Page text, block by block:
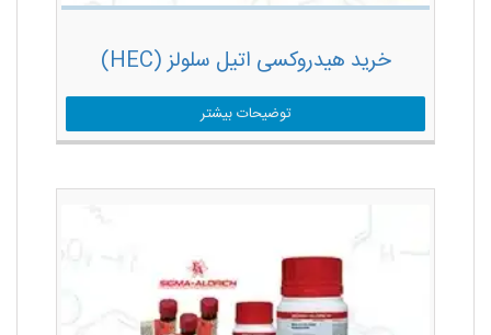
خرید هیدروکسی اتیل سلولز (HEC)
توضیحات بیشتر